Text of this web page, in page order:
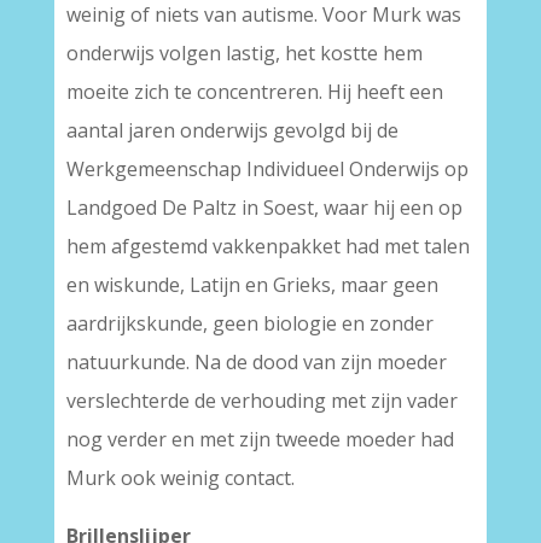
weinig of niets van autisme. Voor Murk was
onderwijs volgen lastig, het kostte hem
moeite zich te concentreren. Hij heeft een
aantal jaren onderwijs gevolgd bij de
Werkgemeenschap Individueel Onderwijs op
Landgoed De Paltz in Soest, waar hij een op
hem afgestemd vakkenpakket had met talen
en wiskunde, Latijn en Grieks, maar geen
aardrijkskunde, geen biologie en zonder
natuurkunde. Na de dood van zijn moeder
verslechterde de verhouding met zijn vader
nog verder en met zijn tweede moeder had
Murk ook weinig contact.
Brillenslijper